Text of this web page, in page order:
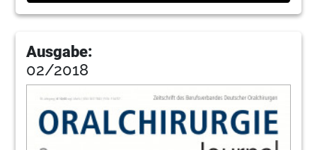
Ausgabe:
02/2018